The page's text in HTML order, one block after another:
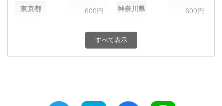
東京都 600円 神奈川県 600円
600円 富山県
すべて表示